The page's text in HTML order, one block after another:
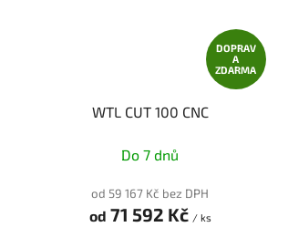
DOPRAV
A
ZDARMA
WTL CUT 100 CNC
Do 7 dnů
od 59 167 Kč bez DPH
od 71 592 Kč / ks